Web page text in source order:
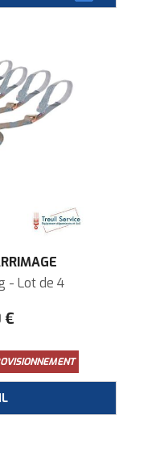
- Lot de 4
€